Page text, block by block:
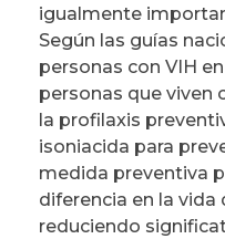
igualmente
Según las guías
personas con VIH
personas que viven
la profilaxis
isoniacida para
medida preventiva
diferencia en la vida
reduciendo